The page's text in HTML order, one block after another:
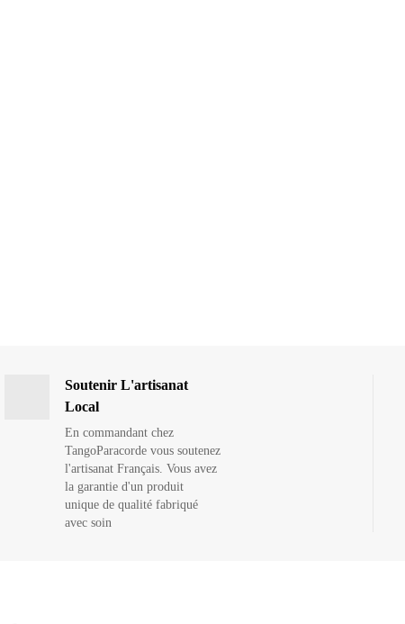
Soutenir L'artisanat
Local
En commandant chez
TangoParacorde vous soutenez
l'artisanat Français. Vous avez
la garantie d'un produit
unique de qualité fabriqué
avec soin